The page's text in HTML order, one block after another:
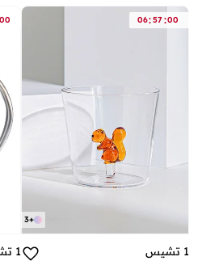
06:57 :00
+
3
1 تشيس
00
1 تشيس